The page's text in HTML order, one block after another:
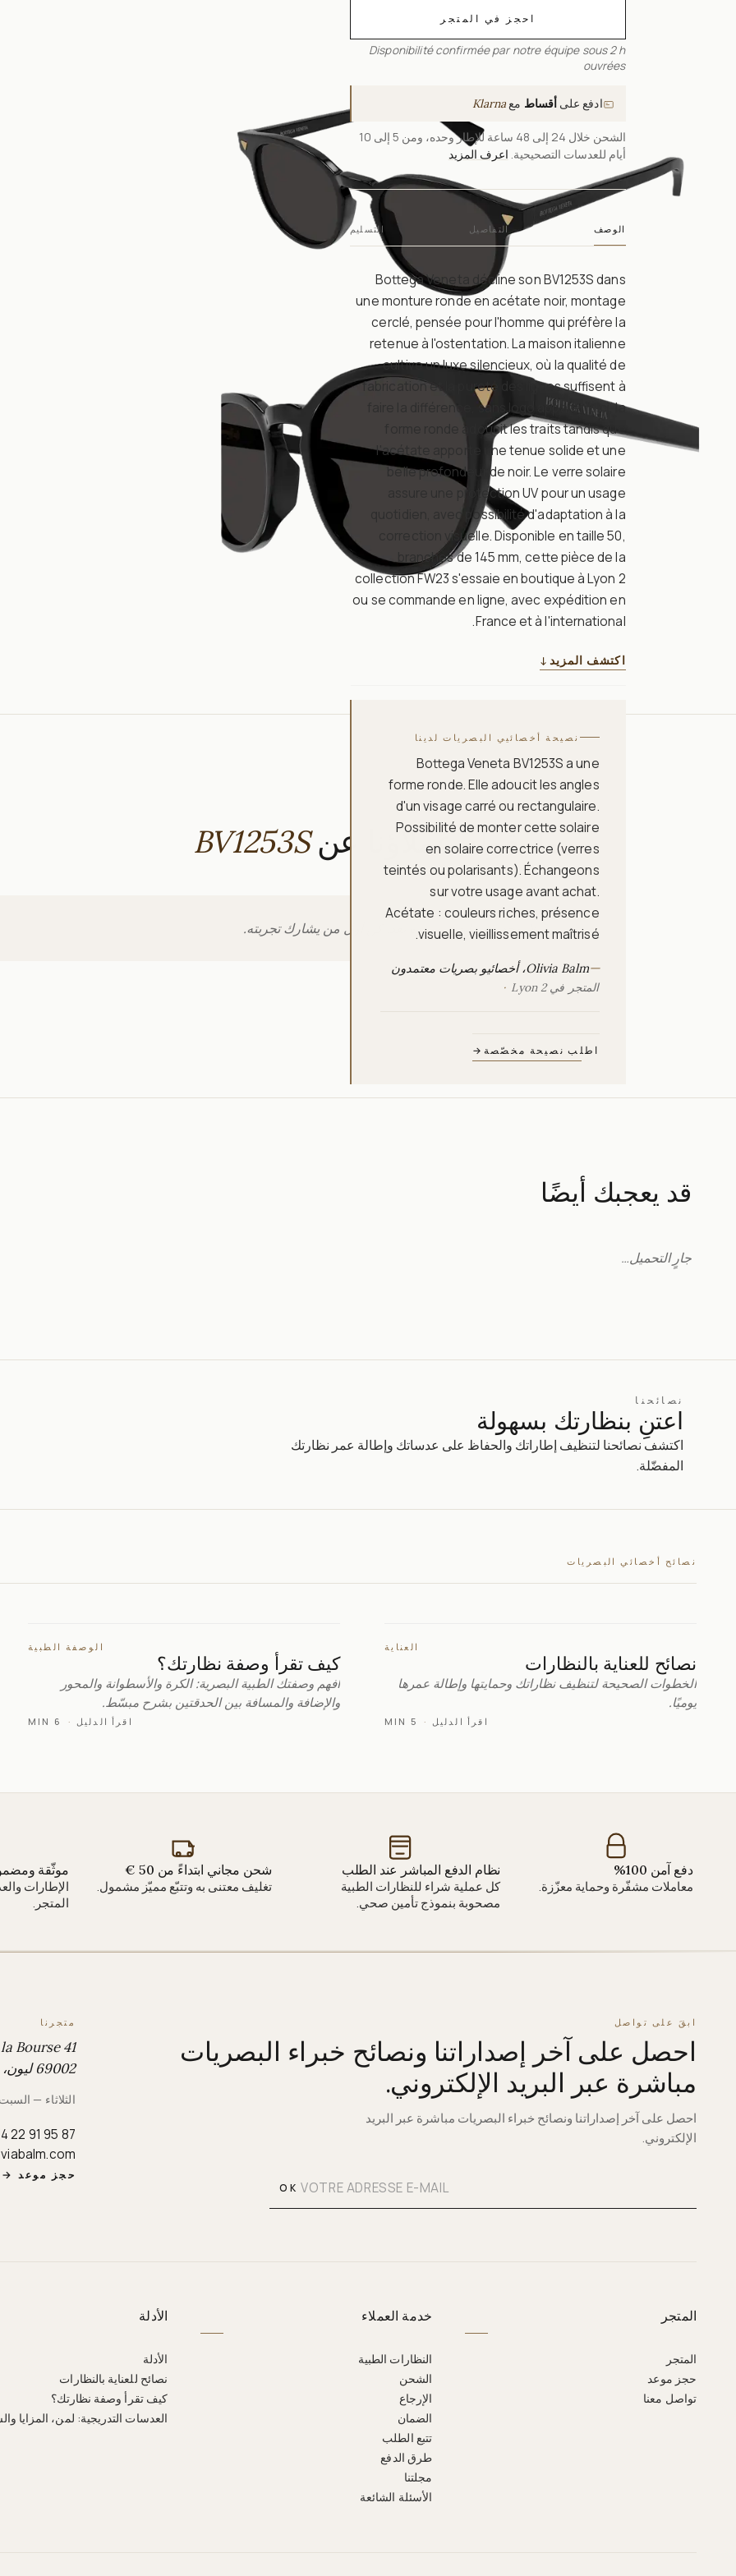
احجز في المتجر
Disponibilité confirmée par notre équipe sous 2 h
ouvrées
ادفع علىأقساط معKlarna
الشحن خلال 24 إلى 48 ساعة للإطار وحده، ومن 5 إلى 10
أيام للعدسات التصحيحية. اعرف المزيد
الوصف التفاصيل التسليم
Bottega Veneta décline son BV1253S dans
une monture ronde en acétate noir, montage
cerclé, pensée pour l'homme qui préfère la
retenue à l'ostentation. La maison italienne
cultive un luxe silencieux, où la qualité de
fabrication et la pureté des lignes suffisent à
faire la différence, sans logo apparent. Ici, la
forme ronde adoucit les traits tandis que
l'acétate apporte une tenue solide et une
belle profondeur de noir. Le verre solaire
assure une protection UV pour un usage
quotidien, avec possibilité d'adaptation à la
correction visuelle. Disponible en taille 50,
branches de 145 mm, cette pièce de la
collection FW23 s'essaie en boutique à Lyon 2
ou se commande en ligne, avec expédition en
France et à l'international.
اكتشف المزيد ↓
نصيحة أخصائيي البصريات لدينا
Bottega Veneta BV1253S a une
forme ronde. Elle adoucit les angles
d'un visage carré ou rectangulaire.
Possibilité de monter cette solaire
en solaire correctrice (verres
teintés ou polarisants). Échangeons
sur votre usage avant achat.
Acétate : couleurs riches, présence
visuelle, vieillissement maîtrisé.
—Olivia Balm، أخصائيو بصريات معتمدون
المتجر في Lyon 2
اطلب نصيحة مخصّصة →
ما يقوله عملاؤنا عنBV1253S
لا توجد تقييمات منشورة بعد. كن أول من يشارك تجربته.
قد يعجبك أيضًا
جارٍ التحميل…
نصائحنا
اعتنِ بنظارتك بسهولة
اكتشف نصائحنا لتنظيف إطاراتك والحفاظ على عدساتك وإطالة عمر نظارتك
المفضّلة.
نصائح أخصائي البصريات
العناية
نصائح للعناية بالنظارات
الخطوات الصحيحة لتنظيف نظاراتك وحمايتها وإطالة عمرها
يوميًا.
اقرأ الدليل ·
5 MIN
الوصفة الطبية
كيف تقرأ وصفة نظارتك؟
افهم وصفتك الطبية البصرية: الكرة والأسطوانة والمحور
والإضافة والمسافة بين الحدقتين بشرح مبسّط.
اقرأ الدليل ·
6 MIN
دفع آمن 100%
معاملات مشفّرة وحماية معزّزة.
نظام الدفع المباشر عند الطلب
كل عملية شراء للنظارات الطبية
مصحوبة بنموذج تأمين صحي.
شحن مجاني ابتداءً من 50 €
تغليف معتنى به وتتبّع مميّز مشمول.
موثّقة
الإطارات
المتجر.
ابقَ على تواصل
احصل على آخر إصداراتنا ونصائح خبراء البصريات
مباشرة عبر البريد الإلكتروني.
احصل على آخر إصداراتنا ونصائح خبراء البصريات مباشرة عبر البريد
الإلكتروني.
OK
متجرنا
41 rue de la Bourse
69002 ليون، فرنسا
الثلاثاء — السبت · 10:00 ص –
22 91 95 87
حجز موعد →
المتجر
المتجر
حجز موعد
تواصل معنا
خدمة العملاء
النظارات الطبية
الشحن
الإرجاع
الضمان
تتبع الطلب
طرق الدفع
مجلتنا
الأسئلة الشائعة
الأدلة
الأدلة
نصائح للعناية بالنظارات
كيف تقرأ وصفة نظارتك؟
العدسات التدريجية: لمن، المزايا